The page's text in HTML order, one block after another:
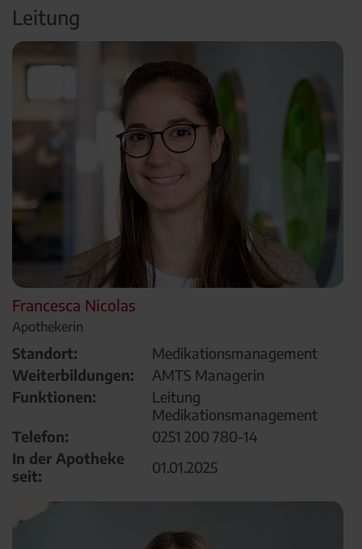
Leitung
Francesca Nicolas
Apothekerin
Standort:
Medikationsmanagement
Weiterbildungen:
AMTS Managerin
Funktionen:
Leitung
Medikationsmanagement
Telefon:
0251 200 780-14
In der Apotheke
seit:
01.01.2025